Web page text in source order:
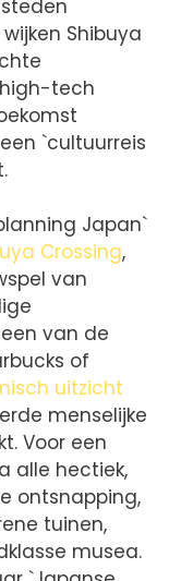
Shibuya
tech
`cultuurreis
Japan`
Crossing,
van
van de
of
uitzicht
menselijke
Voor een
alle hectiek,
ontsnapping,
tuinen,
musea.